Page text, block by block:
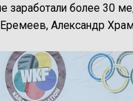
заработали более 30
Александр